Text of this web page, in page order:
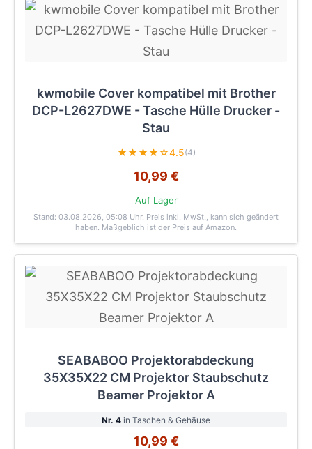
kwmobile Cover kompatibel mit Brother
DCP-L2627DWE - Tasche Hülle Drucker -
Stau
★★★★☆4.5(4)
10,99 €
Auf Lager
Stand: 03.08.2026, 05:08 Uhr. Preis inkl. MwSt., kann sich geändert
haben. Maßgeblich ist der Preis auf Amazon.
SEABABOO Projektorabdeckung
35X35X22 CM Projektor Staubschutz
Beamer Projektor A
Nr. 4 in Taschen & Gehäuse
10,99 €